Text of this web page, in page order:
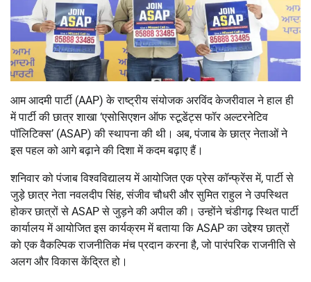
आम आदमी पार्टी (AAP) के राष्ट्रीय संयोजक अरविंद केजरीवाल ने हाल ही
में पार्टी की छात्र शाखा ‘एसोसिएशन ऑफ स्टूडेंट्स फॉर अल्टरनेटिव
पॉलिटिक्स’ (ASAP) की स्थापना की थी। अब, पंजाब के छात्र नेताओं ने
इस पहल को आगे बढ़ाने की दिशा में कदम बढ़ाए हैं।
शनिवार को पंजाब विश्वविद्यालय में आयोजित एक प्रेस कॉन्फ्रेंस में, पार्टी से
जुड़े छात्र नेता नवलदीप सिंह, संजीव चौधरी और सुमित राहुल ने उपस्थित
होकर छात्रों से ASAP से जुड़ने की अपील की। उन्होंने चंडीगढ़ स्थित पार्टी
कार्यालय में आयोजित इस कार्यक्रम में बताया कि ASAP का उद्देश्य छात्रों
को एक वैकल्पिक राजनीतिक मंच प्रदान करना है, जो पारंपरिक राजनीति से
अलग और विकास केंद्रित हो।